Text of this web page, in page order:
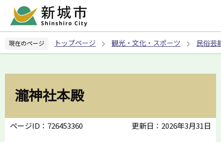
ペ
の
現在のページ トップページ 観光・文化・スポーツ 民俗芸
瀧神社本殿
ページID：726453360 更新日：2026年3月31日